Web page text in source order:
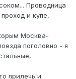
Проводница
и купе,
Москва-
поголовно - я
прилечь и